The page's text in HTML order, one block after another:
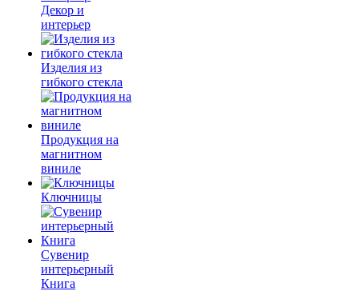
Декор и
интерьер
Изделия из
гибкого стекла
Продукция на
магнитном
виниле
Ключницы
Сувенир
интерьерный
Книга